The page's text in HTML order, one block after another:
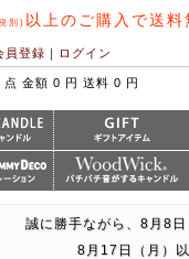
別) 以上のご購入で送料
員登録 ｜ ログイン
点 金額 0 円 送料 0 円
誠に勝手ながら、8月8
8月17日（月）